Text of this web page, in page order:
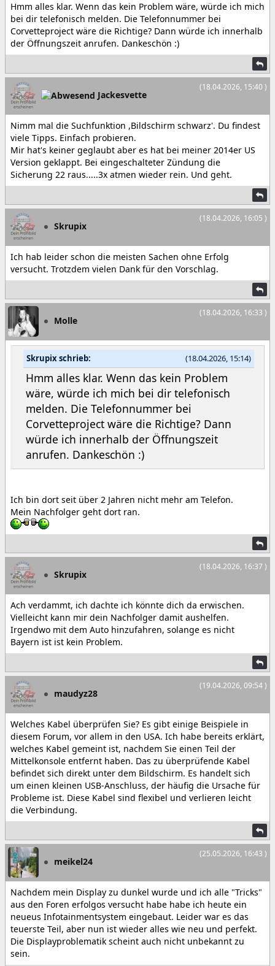
Hmm alles klar. Wenn das kein Problem wäre, würde ich mich
bei dir telefonisch melden. Die Telefonnummer bei
Corvetteproject wäre die Richtige? Dann würde ich innerhalb
der Öffnungszeit anrufen. Dankeschön :)
(18.04.2026, 15:40 )
Jackesvette
Nimm mal die Suchfunktion ,Bildschirm schwarz'. Du findest
viele Tipps. Einfach probieren.
Mir hat's keiner geglaubt aber es hat bei meiner 2014er US
Version geklappt. Bei eingeschalteter Zündung die
Sicherung 22 raus.....3x atmen wieder rein. Und geht.
(18.04.2026, 16:05 )
Skrupix
Ich hab leider schon die meisten Sachen ohne Erfolg
versucht. Trotzdem vielen Dank für den Vorschlag.
(18.04.2026, 16:33 )
Molle
(18.04.2026, 15:14)
Skrupix schrieb:
Hmm alles klar. Wenn das kein Problem
wäre, würde ich mich bei dir telefonisch
melden. Die Telefonnummer bei
Corvetteproject wäre die Richtige? Dann
würde ich innerhalb der Öffnungszeit
anrufen. Dankeschön :)
Ich bin dort seit über 2 Jahren nicht mehr am Telefon.
Mein Nachfolger geht dort ran.
(18.04.2026, 16:37 )
Skrupix
Ach verdammt, ich dachte ich könnte dich da erwischen.
Vielleicht kann mir dein Nachfolger damit aushelfen.
Irgendwo mit dem Auto hinzufahren, solange es nicht
Bayern ist ist kein Problem.
(19.04.2026, 09:54 )
maudyz28
Welches Kabel überprüfen Sie? Es gibt einige Beispiele in
diesem Forum, vor allem in den USA. Ich habe bereits erklärt,
welches Kabel gemeint ist, nachdem Sie einen Teil der
Mittelkonsole entfernt haben. Das zu überprüfende Kabel
befindet sich direkt unter dem Bildschirm. Es handelt sich
um einen kleinen USB-Anschluss, der häufig die Ursache für
Probleme ist. Diese Kabel sind flexibel und verlieren leicht
die Verbindung.
(25.05.2026, 16:43 )
meikel24
Nachdem mein Display zu dunkel wurde und ich alle "Tricks"
aus den Foren erfolgos versucht habe habe ich heute ein
neueus Infotainmentsystem eingebaut. Leider war es das
teuerste Teil, aber nun ist wieder alles wie neu und perfekt.
Die Displayproblematik scheint auch nicht unbekannt zu
sein.